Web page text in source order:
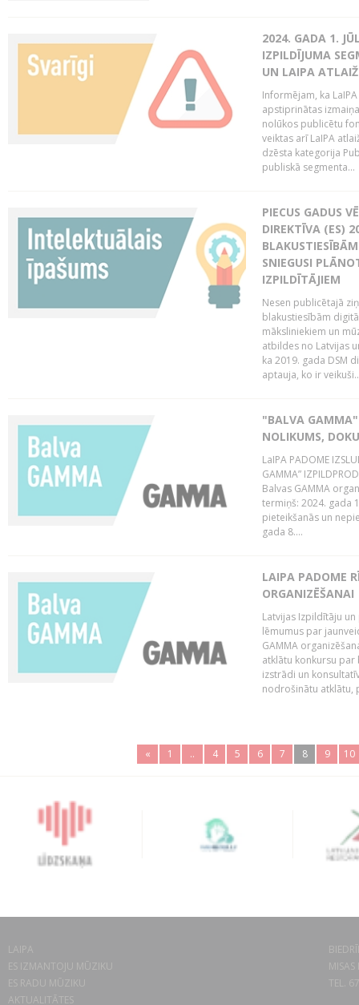
2024. GADA 1.
IZPILDĪJUMA
UN LAIPA
Informējam, ka
apstiprinātas
nolūkos publicētu
veiktas arī LaIPA
dzēsta kategorija
publiskā segmenta...
PIECUS GADUS
DIREKTĪVA (ES)
SNIEGUSI
IZPILDĪTĀJIEM
Nesen publicētajā
blakustiesībām
māksliniekiem un
atbildes no Latvijas
ka 2019. gada DSM
aptauja, ko ir
"BALVA GAMMA"
NOLIKUMS,
LaIPA PADOME
GAMMA”
Balvas GAMMA
termiņš: 2024. gada
pieteikšanās un
gada 8....
LAIPA PADOME
ORGANIZĒŠANAI
Latvijas Izpildītāju
lēmumus par
GAMMA
atklātu konkursu par
izstrādi un
nodrošinātu atklātu,
« 1 .. 4 5 6 7 8 9 10
LAIPA
ES IZMANTOJU MŪZIKU
ES RADU MŪZIKU
AKTUALITĀTES
TEL.